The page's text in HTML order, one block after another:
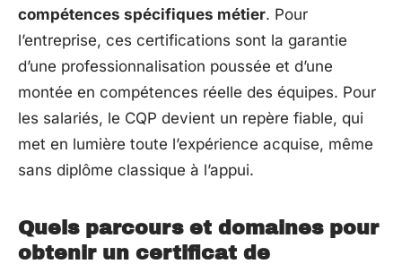
compétences spécifiques métier. Pour
l’entreprise, ces certifications sont la garantie
d’une professionnalisation poussée et d’une
montée en compétences réelle des équipes. Pour
les salariés, le CQP devient un repère fiable, qui
met en lumière toute l’expérience acquise, même
sans diplôme classique à l’appui.
Quels parcours et domaines pour
obtenir un certificat de